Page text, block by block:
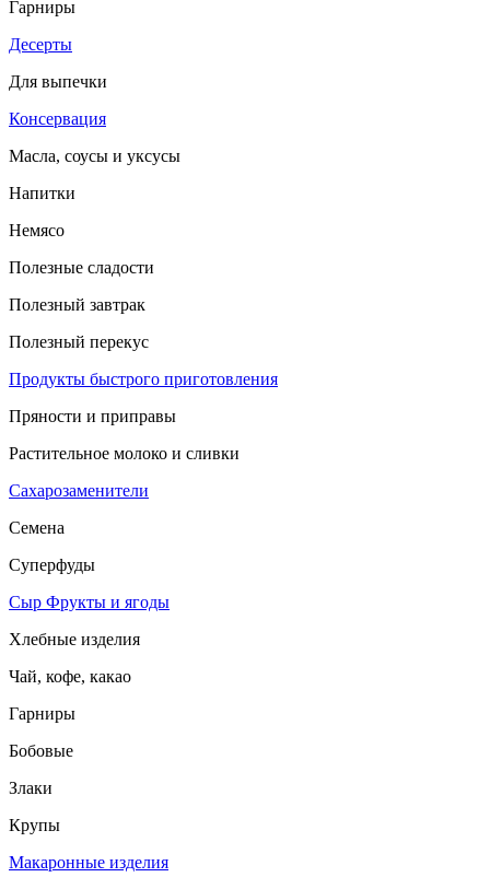
Гарниры
Десерты
Для выпечки
Консервация
Масла, соусы и уксусы
Напитки
Немясо
Полезные сладости
Полезный завтрак
Полезный перекус
Продукты быстрого приготовления
Пряности и приправы
Растительное молоко и сливки
Сахарозаменители
Семена
Суперфуды
Сыр Фрукты и ягоды
Хлебные изделия
Чай, кофе, какао
Гарниры
Бобовые
Злаки
Крупы
Макаронные изделия